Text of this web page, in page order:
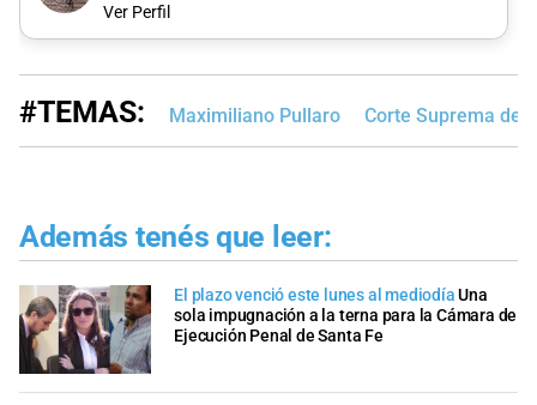
Ver Perfil
#TEMAS: Maximiliano Pullaro Corte Suprema de
Además tenés que leer:
El plazo venció este lunes al mediodía Una
sola impugnación a la terna para la Cámara de
Ejecución Penal de Santa Fe